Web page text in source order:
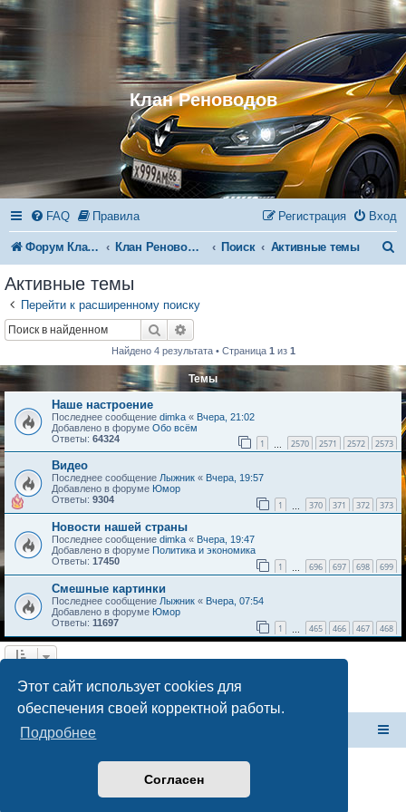
Этот сайт использует cookies для
обеспечения своей корректной работы.
Подробнее
Согласен
Клан Реноводов
FAQ Правила Вход
Регистрация
Форум Клана Реноводов Клан Реноводов Поиск Активные темы
Активные темы
Перейти к расширенному поиску
Поиск
Найдено 4 результата • Страница 1 из 1
Темы
Наше настроение
Последнее сообщение dimka « Вчера, 21:02
Добавлено в форуме Обо всём
Ответы: 64324 1 2570 2571 2572 2573
Видео
Последнее сообщение Лыжник « Вчера, 19:57
Добавлено в форуме Юмор
Ответы: 9304 1 370 371 372 373
Новости нашей страны
Последнее сообщение dimka « Вчера, 19:47
Добавлено в форуме Политика и экономика
Ответы: 17450 1 696 697 698 699
Смешные картинки
Последнее сообщение Лыжник « Вчера, 07:54
Добавлено в форуме Юмор
Ответы: 11697 1 465 466 467 468
Форум Клана Реноводов
Создано на основеphpBB® Forum Software © phpBB Limited
Русская поддержка phpBB